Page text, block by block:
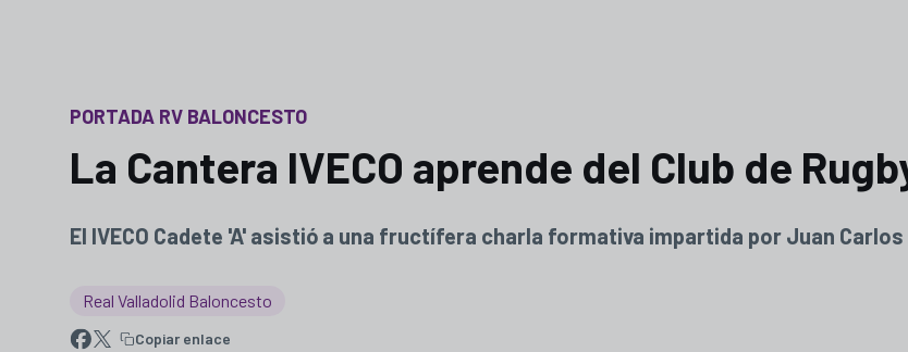
PORTADA RV BALONCESTO
La Cantera IVECO aprende del Club de
El IVECO Cadete 'A' asistió a una fructífera charla formativa impartida por Juan
Real Valladolid Baloncesto
Copiar enlace